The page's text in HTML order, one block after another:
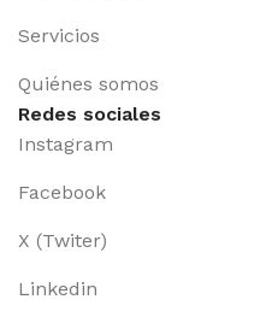
Servicios
Quiénes somos
Redes sociales
Instagram
Facebook
X (Twiter)
Linkedin